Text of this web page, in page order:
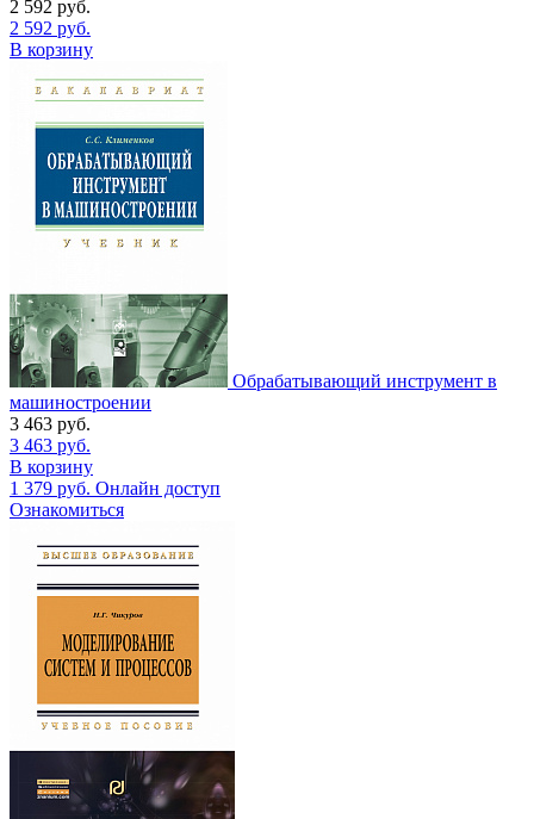
2 592 руб.
2 592 руб.
В корзину
Обрабатывающий инструмент в
машиностроении
3 463 руб.
3 463 руб.
В корзину
1 379 руб. Онлайн доступ
Ознакомиться